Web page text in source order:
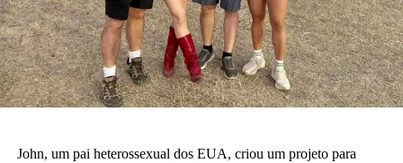
John, um pai heterossexual dos EUA, criou um projeto para